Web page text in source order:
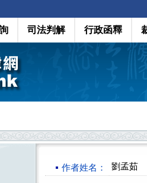
司法判解 行政函釋
作者姓名： 劉孟茹